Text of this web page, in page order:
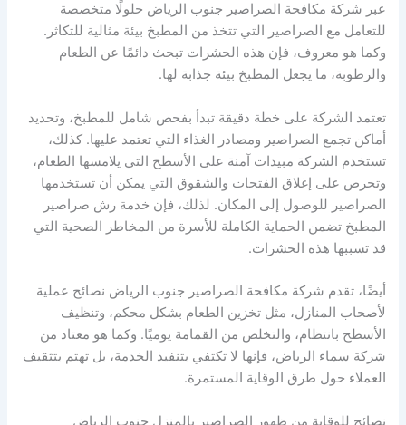
عبر شركة مكافحة الصراصير جنوب الرياض حلولًا متخصصة
للتعامل مع الصراصير التي تتخذ من المطبخ بيئة مثالية للتكاثر.
وكما هو معروف، فإن هذه الحشرات تبحث دائمًا عن الطعام
والرطوبة، ما يجعل المطبخ بيئة جذابة لها.
تعتمد الشركة على خطة دقيقة تبدأ بفحص شامل للمطبخ، وتحديد
أماكن تجمع الصراصير ومصادر الغذاء التي تعتمد عليها. كذلك،
تستخدم الشركة مبيدات آمنة على الأسطح التي يلامسها الطعام،
وتحرص على إغلاق الفتحات والشقوق التي يمكن أن تستخدمها
الصراصير للوصول إلى المكان. لذلك، فإن خدمة رش صراصير
المطبخ تضمن الحماية الكاملة للأسرة من المخاطر الصحية التي
قد تسببها هذه الحشرات.
أيضًا، تقدم شركة مكافحة الصراصير جنوب الرياض نصائح عملية
لأصحاب المنازل، مثل تخزين الطعام بشكل محكم، وتنظيف
الأسطح بانتظام، والتخلص من القمامة يوميًا. وكما هو معتاد من
شركة سماء الرياض، فإنها لا تكتفي بتنفيذ الخدمة، بل تهتم بتثقيف
العملاء حول طرق الوقاية المستمرة.
نصائح للوقاية من ظهور الصراصير بالمنزل جنوب الرياض